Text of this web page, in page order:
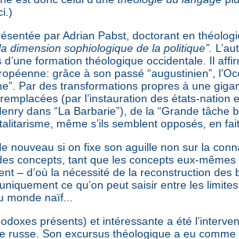
par Adrian Pabst, doctorant en
dimension sophiologique de la politique”.
formation théologique occidentale. Il
grâce à son passé “augustinien”,
Par des transformations propres à une
(par l’instauration des états-
dans “La Barbarie”), de la “Grande
même s’ils semblent opposés, en
nouveau si on fixe son aguille non sur la
concepts, tant que les concepts eux-
– d’où la nécessité de la reconstruction des
ce qu’on peut saisir entre les
naïf...
présents) et intéressante a été
russe. Son excursus théologique a eu comme